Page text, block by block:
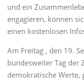
und ein
engagieren, können
einen kostenlosen
Am Freitag , den 19.
bundesweiter Tag der
demokratische Werte,